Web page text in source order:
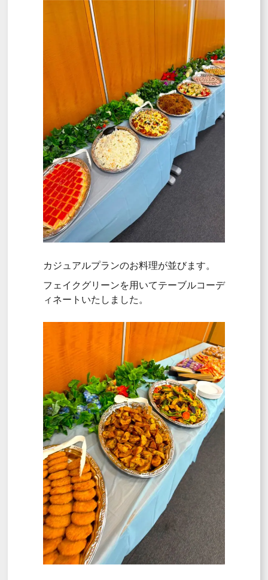
カジュアルプランのお料理が並びます。
フェイクグリーンを用いてテーブルコーデ
ィネートいたしました。